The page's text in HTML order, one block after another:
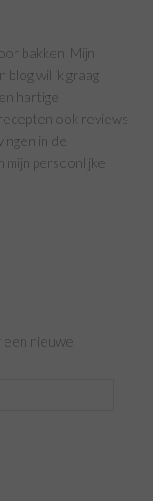
bakken. Mijn
blog wil ik graag
hartige
ook reviews
in de
mijn persoonlijke
een nieuwe